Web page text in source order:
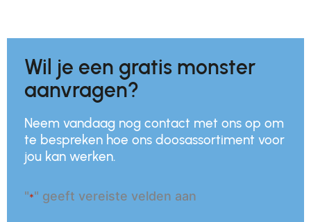
Wil je een gratis monster
aanvragen?
Neem vandaag nog contact met ons op om
te bespreken hoe ons doosassortiment voor
jou kan werken.
"*" geeft vereiste velden aan